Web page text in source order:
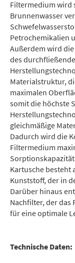
Filtermedium wird
Brunnenwasser
Petrochemikalien
Außerdem wird die
des
Materialstruktur,
maximalen
somit die höchste
gleichmäßige
Dadurch wird die
Filtermedium
Kartusche besteht
Kunststoff, der in
Darüber hinaus
Nachfilter, der
für eine optimale
Technische Daten: